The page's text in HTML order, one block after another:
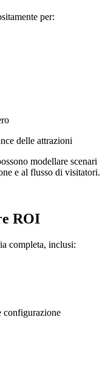
per:
delle attrazioni
modellare scenari
e al flusso di visitatori.
ROI
completa, inclusi:
configurazione